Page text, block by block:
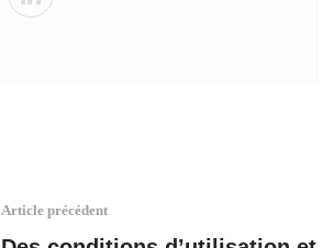
Article précédent